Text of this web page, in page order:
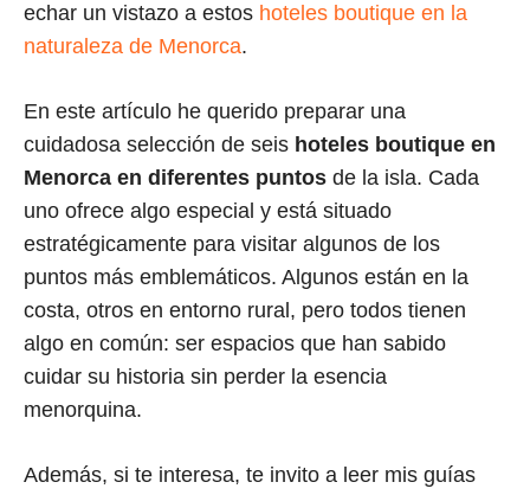
echar un vistazo a estos hoteles boutique en la
naturaleza de Menorca.
En este artículo he querido preparar una
cuidadosa selección de seis hoteles boutique en
Menorca en diferentes puntos de la isla. Cada
uno ofrece algo especial y está situado
estratégicamente para visitar algunos de los
puntos más emblemáticos. Algunos están en la
costa, otros en entorno rural, pero todos tienen
algo en común: ser espacios que han sabido
cuidar su historia sin perder la esencia
menorquina.
Además, si te interesa, te invito a leer mis guías